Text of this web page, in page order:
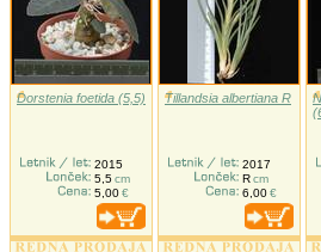
Dorstenia foetida (5,5)
2015
5,5cm
5,00€
Tillandsia albertiana R
2017
Rcm
6,00€